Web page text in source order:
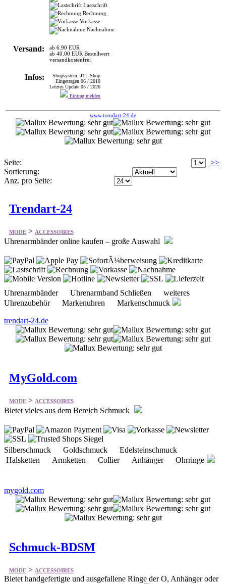
Lastschrift
Rechnung
Vorkasse
Nachnahme
Versand:
ab 6.90 EUR
ab 40.00 EUR Bestellwert
versandkostenfrei
Infos:
Shopsystem: JTL-Shop
Eingetragen 06 / 2010
Letztes Update 05 / 2026
Eintrag melden
www.trendart-24.de
Seite:
>>
Sortierung:
Anz. pro Seite:
Trendart-24
MODE > ACCESSOIRES
Uhrenarmbänder online kaufen – große Auswahl
Uhrenarmbänder Uhrenarmband Schließen weiteres
Uhrenzubehör Markenuhren Markenschmuck
trendart-24.de
MyGold.com
MODE > ACCESSOIRES
Bietet vieles aus dem Bereich Schmuck
Silberschmuck Goldschmuck Edelsteinschmuck
Halsketten Armketten Collier Anhänger Ohrringe
mygold.com
Schmuck-BDSM
MODE > ACCESSOIRES
Bietet handgefertigte und ausgefallene Ringe der O, Anhänger oder